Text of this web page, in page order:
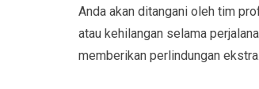
Anda akan ditangani oleh tim
atau kehilangan selama
memberikan perlindungan ekstra.